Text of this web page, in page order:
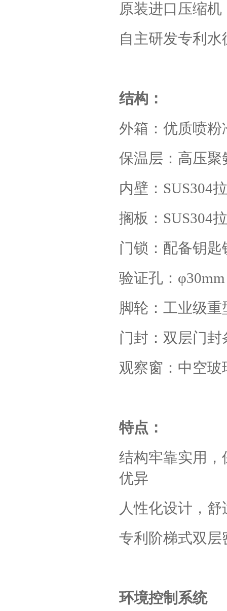
原装进口压缩机
自主研发专利水
结构：
外箱：优质喷粉
保温层：高压聚
内壁： SUS304
搁板： SUS304
门锁：配备钥
验证孔： φ30mm
脚轮：工业级重
门封：双层门
观察窗：中空玻
特点：
结构牢靠实用
优异
人性化设计，
专利阶梯式双
环境控制系统